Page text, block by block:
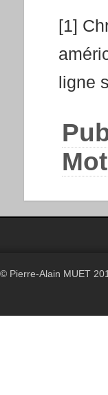
[1]
ligne
© Pierre-Alain MUET